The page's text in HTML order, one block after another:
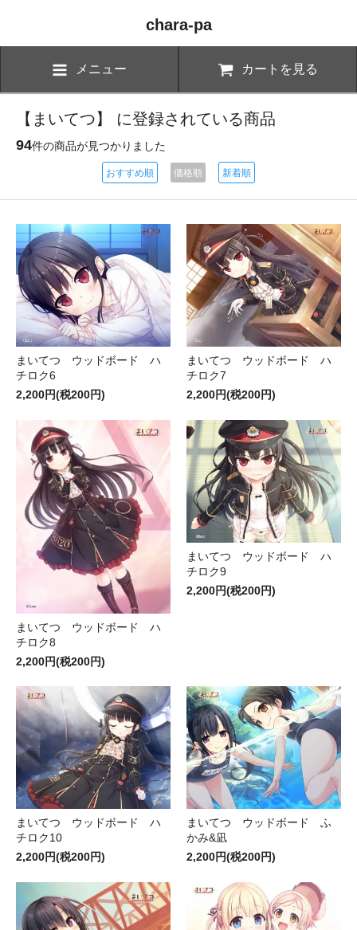
chara-pa
メニュー カートを見る
【まいてつ】 に登録されている商品
94件の商品が見つかりました
おすすめ順 価格順 新着順
まいてつ ウッドボード ハ
チロク6
2,200円(税200円)
まいてつ ウッドボード ハ
チロク7
2,200円(税200円)
まいてつ ウッドボード ハ
チロク8
2,200円(税200円)
まいてつ ウッドボード ハ
チロク9
2,200円(税200円)
まいてつ ウッドボード ハ
チロク10
2,200円(税200円)
まいてつ ウッドボード ふ
かみ&凪
2,200円(税200円)